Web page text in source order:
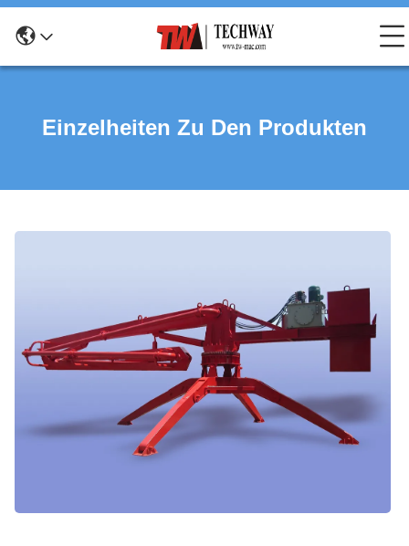
Einzelheiten Zu Den Produkten